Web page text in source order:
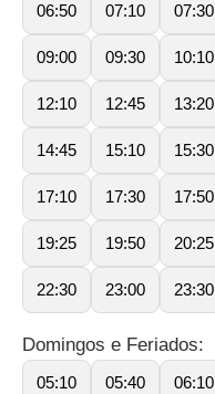
06:50 07:10 07:30
09:00 09:30 10:10
12:10 12:45 13:20
14:45 15:10 15:30
17:10 17:30 17:50
19:25 19:50 20:25
22:30 23:00 23:30
Domingos e Feriados:
05:10 05:40 06:10